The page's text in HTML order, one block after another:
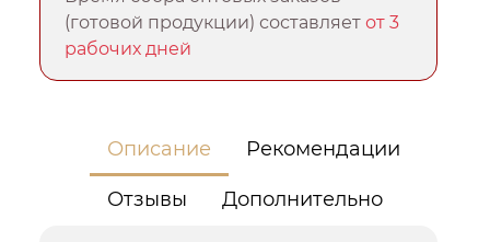
(готовой продукции) составляетот 3
рабочих дней
Описание Рекомендации
Отзывы Дополнительно